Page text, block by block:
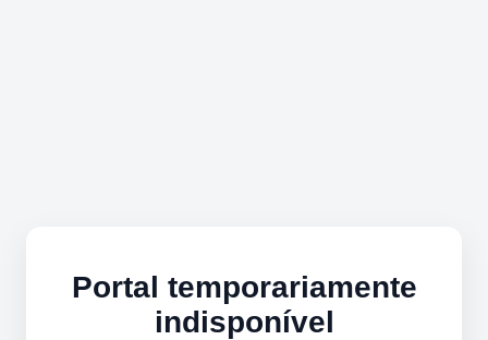
Portal temporariamente
indisponível